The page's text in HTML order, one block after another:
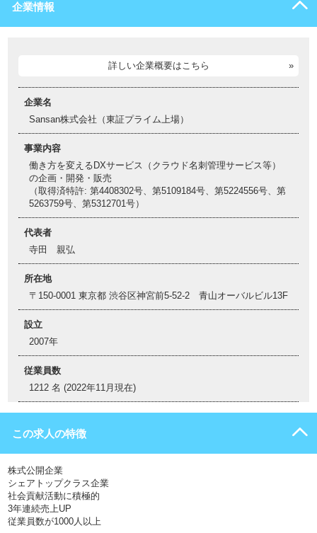
企業情報
詳しい企業概要はこちら
企業名
Sansan株式会社（東証プライム上場）
事業内容
働き方を変えるDXサービス（クラウド名刺管理サービス等）
の企画・開発・販売
（取得済特許: 第4408302号、第5109184号、第5224556号、第
5263759号、第5312701号）
代表者
寺田 親弘
所在地
〒150-0001 東京都 渋谷区神宮前5-52-2 青山オーバルビル13F
設立
2007年
従業員数
1212 名 (2022年11月現在)
この求人の特徴
株式公開企業
シェアトップクラス企業
社会貢献活動に積極的
3年連続売上UP
従業員数が1000人以上